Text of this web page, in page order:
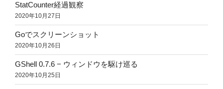
StatCounter経過観察
2020年10月27日
Goでスクリーンショット
2020年10月26日
GShell 0.7.6 − ウィンドウを駆け巡る
2020年10月25日